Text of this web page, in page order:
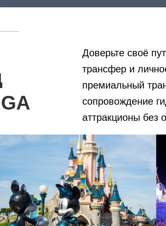
Доверьте своё
трансфер и
премиальный
сопровождение
аттракционы без